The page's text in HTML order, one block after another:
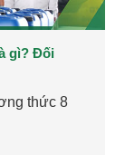
gì? Đối
thức 8